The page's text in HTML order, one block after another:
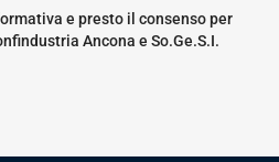
e presto il consenso per
Ancona e So.Ge.S.I.